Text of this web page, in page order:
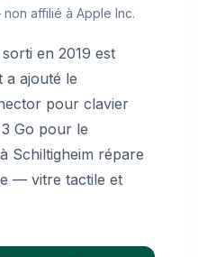
affilié à Apple Inc.
en 2019 est
a ajouté le
pour clavier
Go pour le
Schiltigheim répare
— vitre tactile et